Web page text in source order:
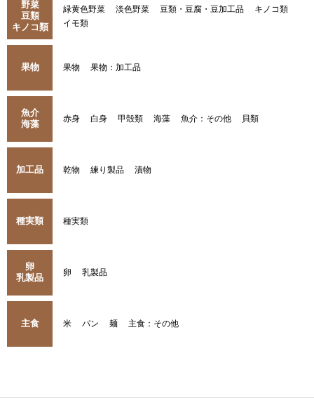
野菜
豆類
キノコ類
緑黄色野菜 淡色野菜 豆類・豆腐・豆加工品
キノコ類
イモ類
果物 果物 果物：加工品
魚介
海藻
赤身 白身 甲殻類 海藻 魚介：その他 貝類
加工品 乾物 練り製品 漬物
種実類 種実類
卵
乳製品
卵 乳製品
主食 米 パン 麺 主食：その他